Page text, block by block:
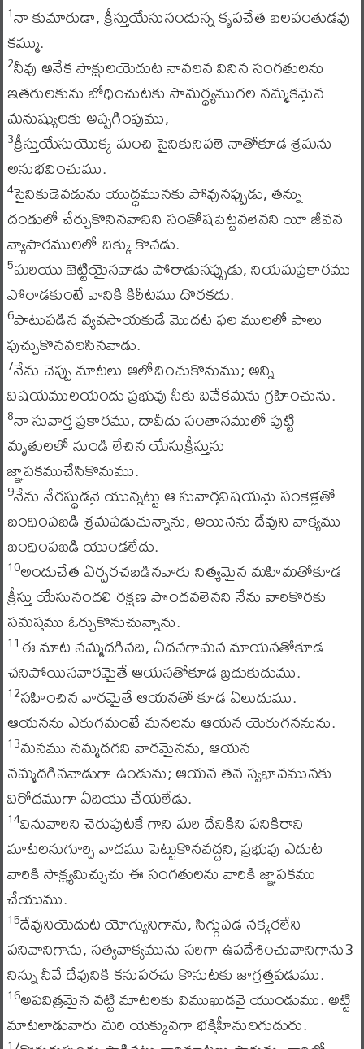
1నా కుమారుడా, క్రీస్తుయేసునందున్న కృపచేత బలవంతుడవు
కమ్ము.
2నీవు అనేక సాక్షులయెదుట నావలన వినిన సంగతులను
ఇతరులకును బోధించుటకు సామర్థ్యముగల నమ్మకమైన
మనుష్యులకు అప్పగింపుము,
3క్రీస్తుయేసుయొక్క మంచి సైనికునివలె నాతోకూడ శ్రమను
అనుభవించుము.
4సైనికుడెవడును యుద్ధమునకు పోవునప్పుడు, తన్ను
దండులో చేర్చుకొనినవానిని సంతోషపెట్టవలెనని యీ జీవన
వ్యాపారములలో చిక్కు కొనడు.
5మరియు జెట్టియైనవాడు పోరాడునప్పుడు, నియమప్రకారము
పోరాడకుంటే వానికి కిరీటము దొరకదు.
6పాటుపడిన వ్యవసాయకుడే మొదట ఫల ములలో పాలు
పుచ్చుకొనవలసినవాడు.
7నేను చెప్పు మాటలు ఆలోచించుకొనుము; అన్ని
విషయములయందు ప్రభువు నీకు వివేకమను గ్రహించును.
8నా సువార్త ప్రకారము, దావీదు సంతానములో పుట్టి
మృతులలో నుండి లేచిన యేసుక్రీస్తును
జ్ఞాపకముచేసికొనుము.
9నేను నేరస్థుడనై యున్నట్టు ఆ సువార్తవిషయమై సంకెళ్లతో
బంధింపబడి శ్రమపడుచున్నాను, అయినను దేవుని వాక్యము
బంధింపబడి యుండలేదు.
10అందుచేత ఏర్పరచబడినవారు నిత్యమైన మహిమతోకూడ
క్రీస్తు యేసునందలి రక్షణ పొందవలెనని నేను వారికొరకు
సమస్తము ఓర్చుకొనుచున్నాను.
11ఈ మాట నమ్మదగినది, ఏదనగామన మాయనతోకూడ
చనిపోయినవారమైతే ఆయనతోకూడ బ్రదుకుదుము.
12సహించిన వారమైతే ఆయనతో కూడ ఏలుదుము.
ఆయనను ఎరుగమంటే మనలను ఆయన యెరుగననును.
13మనము నమ్మదగని వారమైనను, ఆయన
నమ్మదగినవాడుగా ఉండును; ఆయన తన స్వభావమునకు
విరోధముగా ఏదియు చేయలేడు.
14వినువారిని చెరుపుటకే గాని మరి దేనికిని పనికిరాని
మాటలనుగూర్చి వాదము పెట్టుకొనవద్దని, ప్రభువు ఎదుట
వారికి సాక్ష్యమిచ్చుచు ఈ సంగతులను వారికి జ్ఞాపకము
చేయుము.
15దేవునియెదుట యోగ్యునిగాను, సిగ్గుపడ నక్కరలేని
పనివానిగాను, సత్యవాక్యమును సరిగా ఉపదేశించువానిగాను3
నిన్ను నీవే దేవునికి కనుపరచు కొనుటకు జాగ్రత్తపడుము.
16అపవిత్రమైన వట్టి మాటలకు విముఖుడవై యుండుము. అట్టి
మాటలాడువారు మరి యెక్కువగా భక్తిహీనులగుదురు.